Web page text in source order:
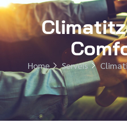
Home Serveis